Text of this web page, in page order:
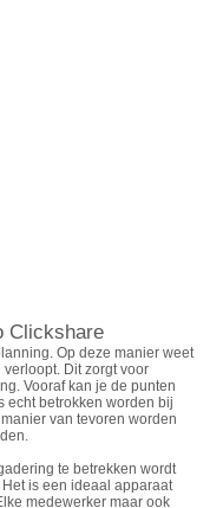
Clickshare
Op deze manier weet
Dit zorgt voor
Vooraf kan je de punten
echt betrokken worden bij
van tevoren worden
te betrekken wordt
is een ideaal apparaat
medewerker maar ook